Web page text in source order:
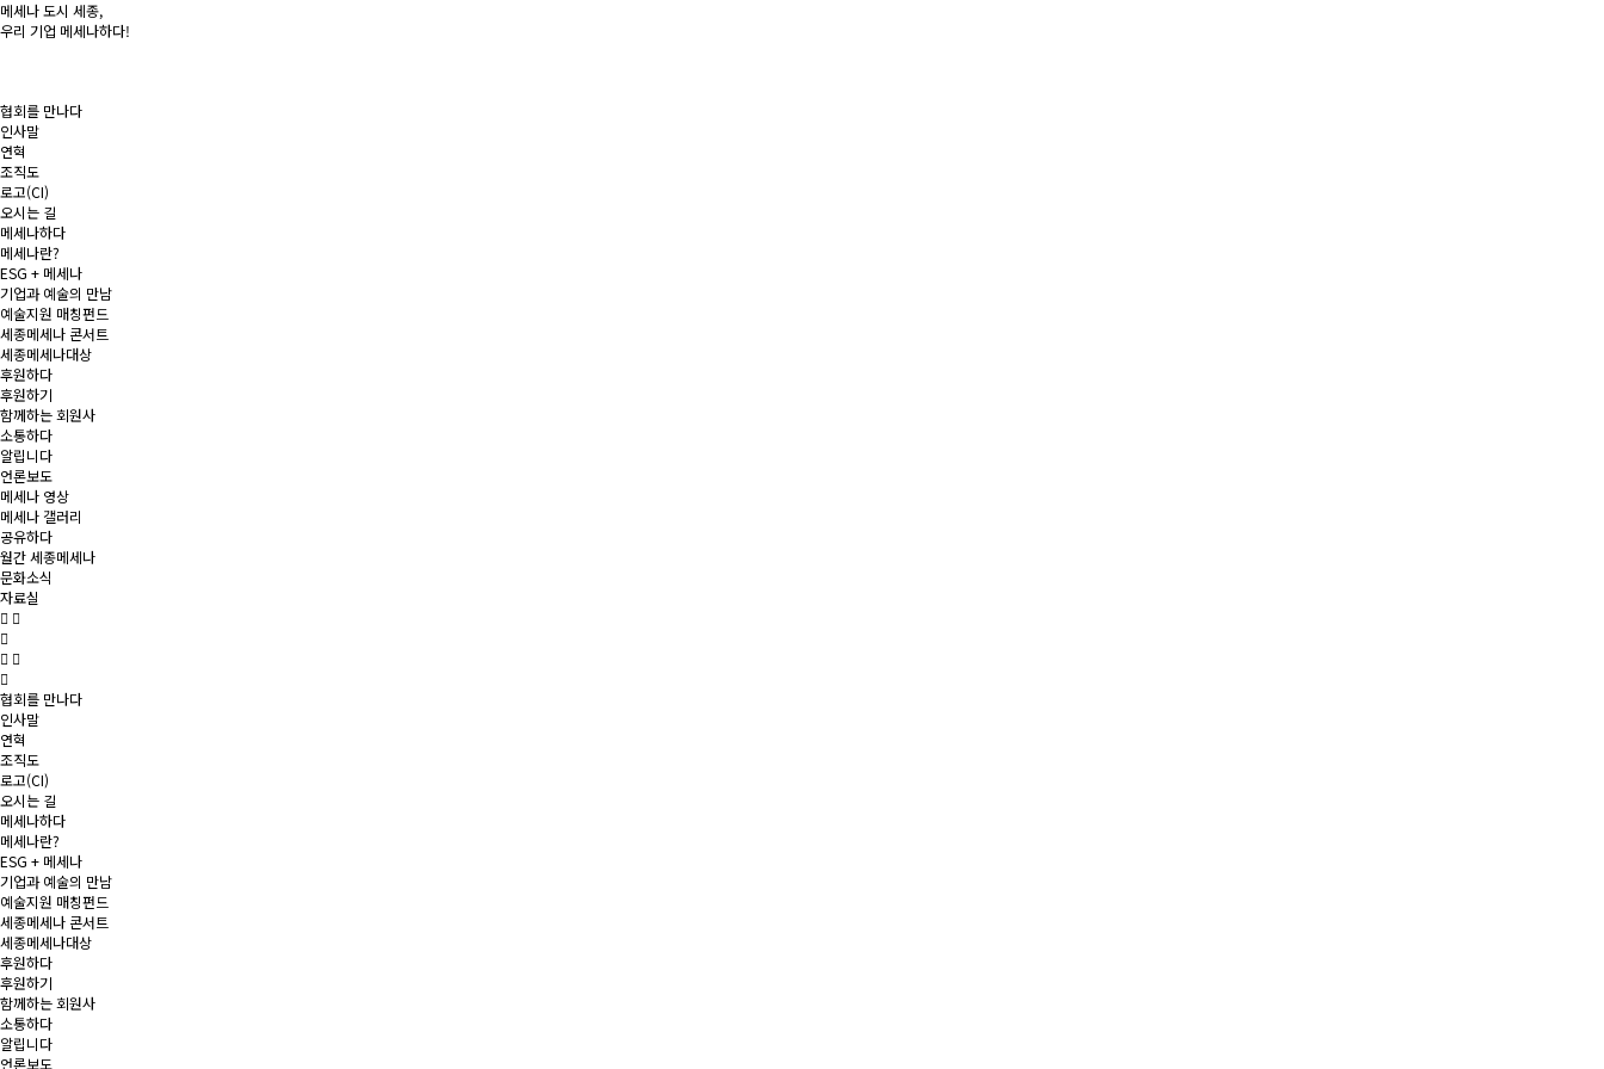
메세나 도시 세종,
우리 기업 메세나하다!
협회를 만나다
인사말
연혁
조직도
로고(CI)
오시는 길
메세나하다
메세나란?
ESG + 메세나
기업과 예술의 만남
예술지원 매칭펀드
세종메세나 콘서트
세종메세나대상
후원하다
후원하기
함께하는 회원사
소통하다
알립니다
언론보도
메세나 영상
메세나 갤러리
공유하다
월간 세종메세나
문화소식
자료실
협회를 만나다
인사말
연혁
조직도
로고(CI)
오시는 길
메세나하다
메세나란?
ESG + 메세나
기업과 예술의 만남
예술지원 매칭펀드
세종메세나 콘서트
세종메세나대상
후원하다
후원하기
함께하는 회원사
소통하다
알립니다
언론보도